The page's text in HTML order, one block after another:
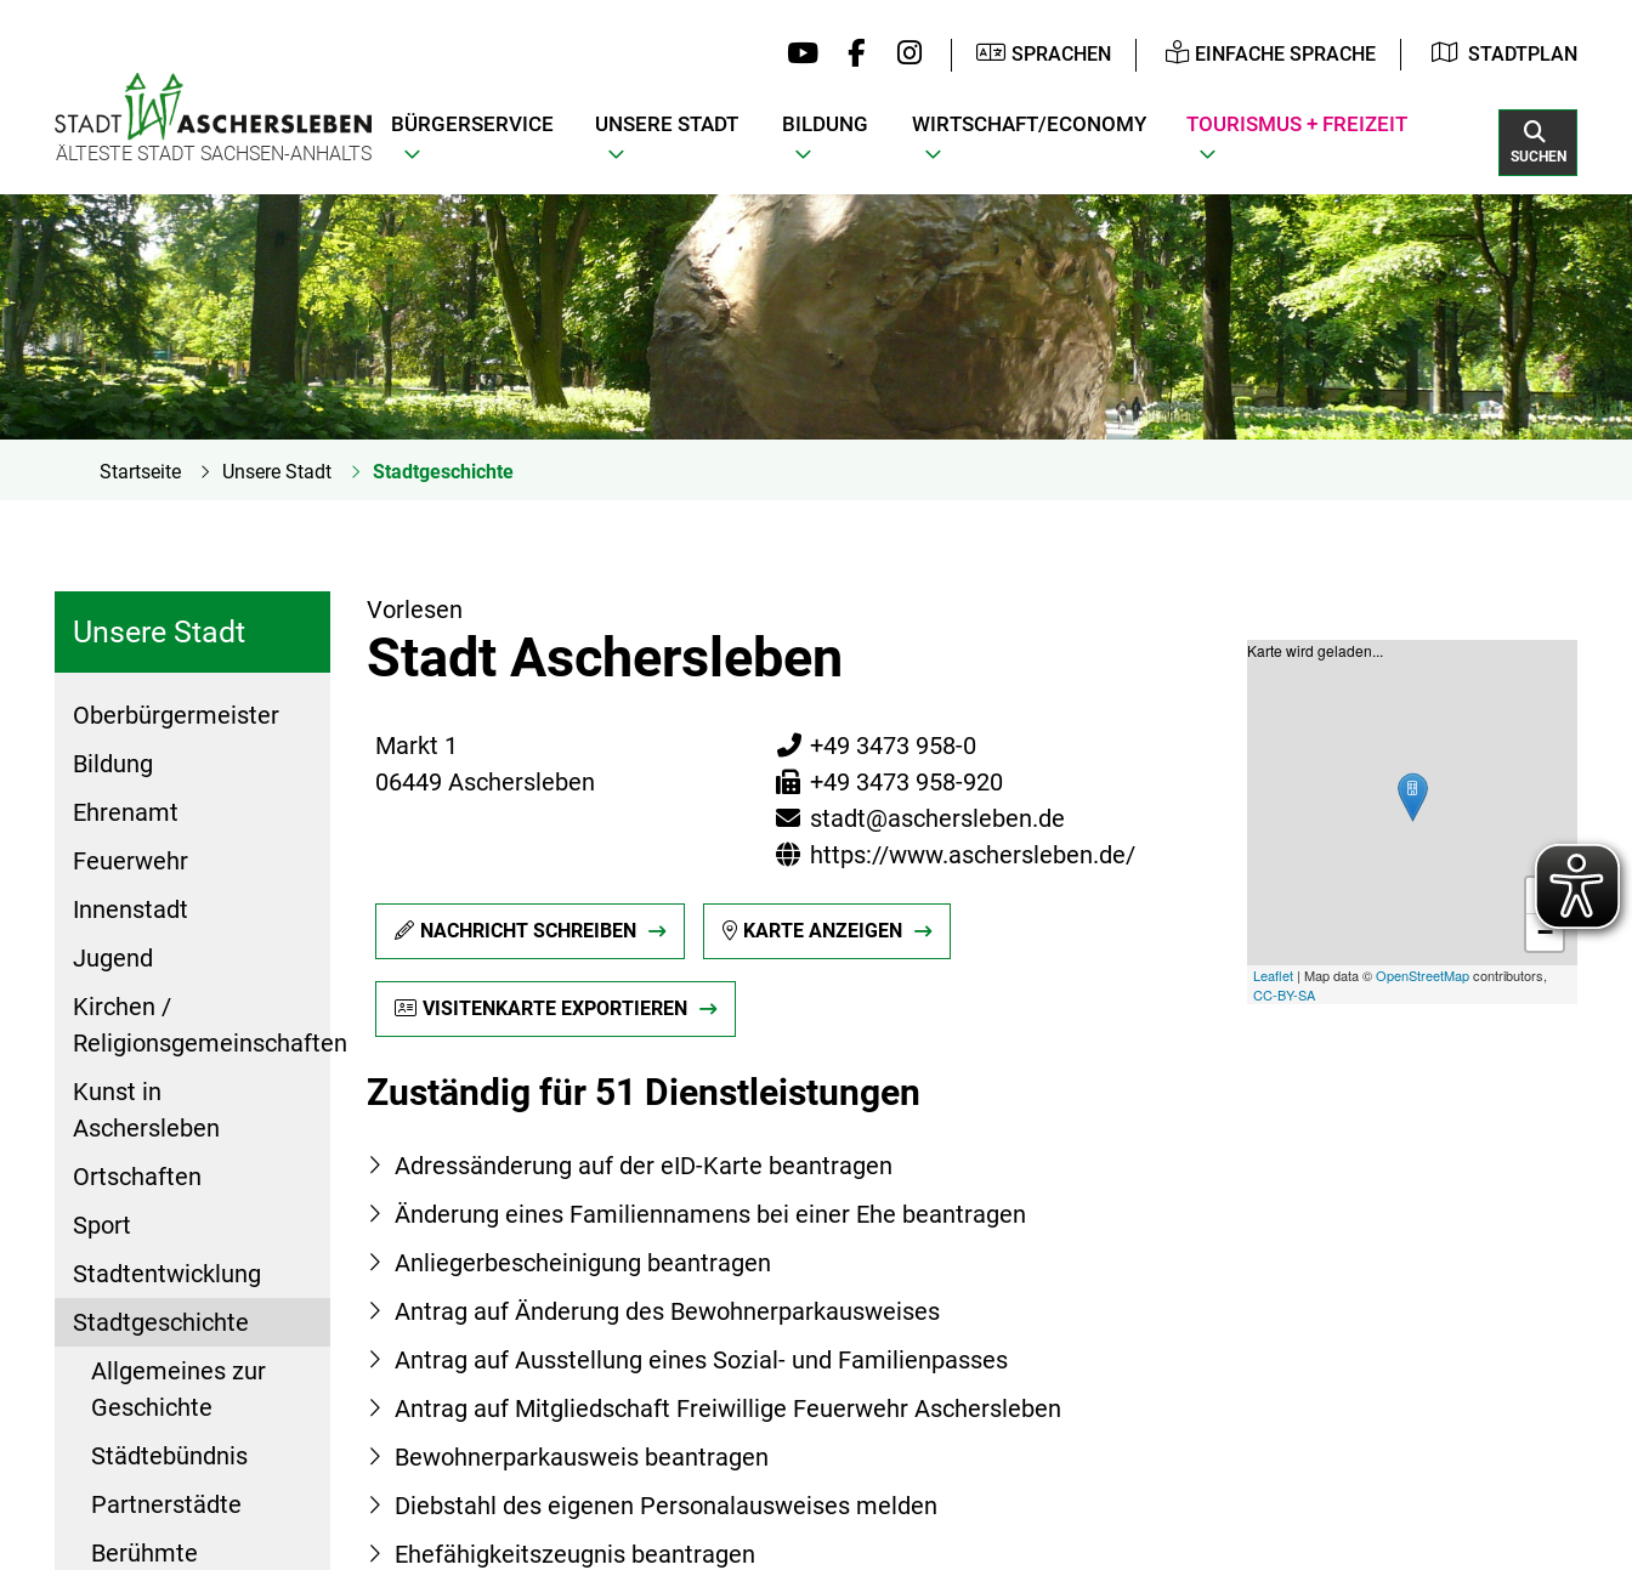
SPRACHEN EINFACHE SPRACHE STADTPLAN
ÄLTESTE STADT SACHSEN-ANHALTS
BÜRGERSERVICE UNSERE STADT BILDUNG WIRTSCHAFT/ECONOMY TOURISMUS + FREIZEIT
SUCHEN
Startseite Unsere Stadt Stadtgeschichte
Unsere Stadt
Oberbürgermeister
Bildung
Ehrenamt
Feuerwehr
Innenstadt
Jugend
Kirchen /
Religionsgemeinschaften
Kunst in
Aschersleben
Ortschaften
Sport
Stadtentwicklung
Stadtgeschichte
Allgemeines zur
Geschichte
Städtebündnis
Partnerstädte
Berühmte
Vorlesen
Stadt Aschersleben
Markt 1
06449 Aschersleben
+49 3473 958-0
+49 3473 958-920
stadt@aschersleben.de
https://www.aschersleben.de/
NACHRICHT SCHREIBEN KARTE ANZEIGEN
VISITENKARTE EXPORTIEREN
Zuständig für 51 Dienstleistungen
Adressänderung auf der eID-Karte beantragen
Änderung eines Familiennamens bei einer Ehe beantragen
Anliegerbescheinigung beantragen
Antrag auf Änderung des Bewohnerparkausweises
Antrag auf Ausstellung eines Sozial- und Familienpasses
Antrag auf Mitgliedschaft Freiwillige Feuerwehr Aschersleben
Bewohnerparkausweis beantragen
Diebstahl des eigenen Personalausweises melden
Ehefähigkeitszeugnis beantragen
Karte wird geladen...
−
Leaflet| Map data ©OpenStreetMapcontributors,
CC-BY-SA